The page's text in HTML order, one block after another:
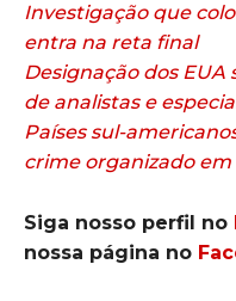
Investigação que
entra na reta final
Designação dos EUA
de analistas e
Países sul-
crime organizado
Siga nosso perfil no
nossa página no